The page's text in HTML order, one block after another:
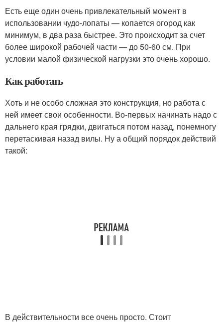
Есть еще один очень привлекательный момент в
использовании чудо-лопаты — копается огород как
минимум, в два раза быстрее. Это происходит за счет
более широкой рабочей части — до 50-60 см. При
условии малой физической нагрузки это очень хорошо.
Как работать
Хоть и не особо сложная это конструкция, но работа с
ней имеет свои особенности. Во-первых начинать надо с
дальнего края грядки, двигаться потом назад, понемногу
перетаскивая назад вилы. Ну а общий порядок действий
такой:
В действительности все очень просто. Стоит